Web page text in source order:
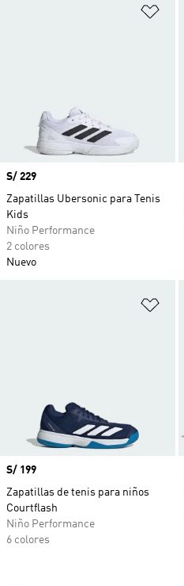
Precio
S/ 229
Zapatillas Ubersonic para Tenis
Kids
Niño Performance
2 colores
Nuevo
Precio
S/ 199
Zapatillas de tenis para niños
Courtflash
Niño Performance
6 colores